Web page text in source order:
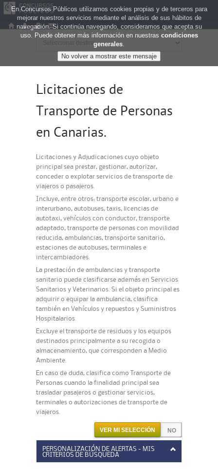
Licitaciones de
Transporte de Personas
en Canarias.
Licitaciones y Adjudicaciones cuyo objeto
principal sea prestar, gestionar, autorizar,
conceder o explotar servicios de transporte de
viajeros o pasajeros.
Incluye, entre otros: transporte escolar, urbano e
interurbano, autobuses, taxis, licencias de
autotaxi, vehículos con conductor, transporte
adaptado, transporte de personas con movilidad
reducida, ambulancias, transporte sanitario,
estaciones de autobuses, terminales e
intercambiadores.
La prestación de ambulancias y transporte
sanitario puede clasificarse además en Servicios
Sanitarios y Veterinarios. Si el objeto principal es
adquirir o equipar la ambulancia, clasifica
también en Vehículos y repuestos y Suministros
Hospitalarios.
Excluye el transporte de residuos y los equipos
destinados principalmente a su recogida o
almacenamiento, que corresponden a Medio
Ambiente.
En caso de duda, clasifica como Transporte de
Personas cuando la finalidad principal sea
trasladar pasajeros o gestionar servicios,
terminales o autorizaciones de transporte de
viajeros.
VER MI SELECCIÓN
PERSONALIZACIÓN DE ALERTAS - MIS
CRITERIOS DE BÚSQUEDA
En Concursos Públicos utilizamos cookies propias y de terceros para
mejorar nuestros servicios mediante el análisis de sus hábitos de
navegación. Si continúa navegando, consideramos que acepta su
uso. Puede obtener más información en nuestras condiciones
generales.